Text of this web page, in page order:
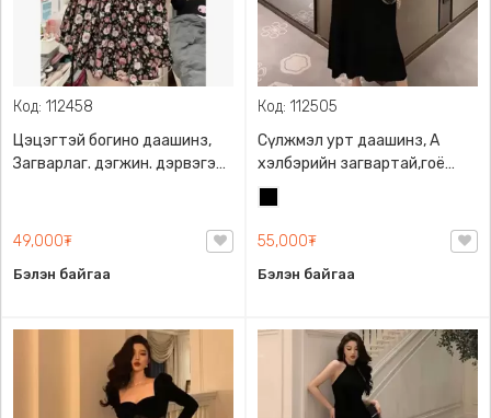
Код: 112458
Цэцэгтэй богино даашинз,
Загварлаг. дэгжин. дэрвэгэр
49,000₮
Бэлэн байгаа
Код: 112505
Сүлжмэл урт даашинз, A
хэлбэрийн загвартай,гоё
материалтай
55,000₮
Бэлэн байгаа